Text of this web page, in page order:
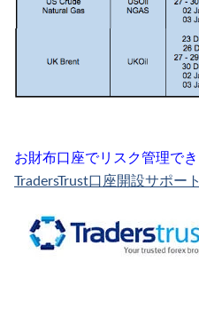
お財布口座でリスク管理でき
TradersTrust口座開設サポー